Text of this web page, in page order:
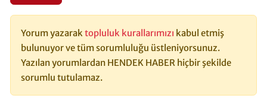
Yorum yazaraktopluluk kurallarımızı kabul etmiş
bulunuyor ve tüm sorumluluğu üstleniyorsunuz.
Yazılan yorumlardan HENDEK HABER hiçbir şekilde
sorumlu tutulamaz.